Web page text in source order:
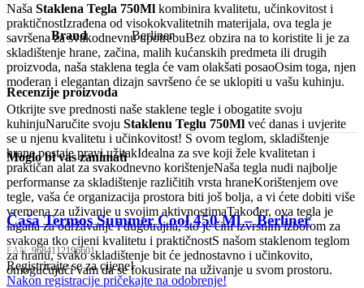
Naša Staklena Tegla 750Ml kombinira kvalitetu, učinkovitost i
praktičnostIzrađena od visokokvalitetnih materijala, ova tegla je
savršena za svakodnevnu upotrebuBez obzira na to koristite li je za
skladištenje hrane, začina, malih kućanskih predmeta ili drugih
proizvoda, naša staklena tegla će vam olakšati posaoOsim toga, njen
moderan i elegantan dizajn savršeno će se uklopiti u vašu kuhinju.
Otkrijte sve prednosti naše staklene tegle i obogatite svoju
kuhinjuNaručite svoju Staklenu Teglu 750Ml već danas i uvjerite
se u njenu kvalitetu i učinkovitost! S ovom teglom, skladištenje
hrane postaje pravi užitakIdealna za sve koji žele kvalitetan i
praktičan alat za svakodnevno korištenjeNaša tegla nudi najbolje
performanse za skladištenje različitih vrsta hraneKorištenjem ove
tegle, vaša će organizacija prostora biti još bolja, a vi ćete dobiti više
vremena za uživanje u svojim aktivnostimaTakođer, ova tegla je
lagana za održavanje i dugotrajna, što je čini izvrsnim izborom za
svakoga tko cijeni kvalitetu i praktičnostS našom staklenom teglom
za hranu, svako skladištenje bit će jednostavno i učinkovito,
omogućujući vam da se fokusirate na uživanje u svom prostoru.
Brand Berliner
Recenzije proizvoda
Moglo bi vas zanimati
Čaša Termos Summer Cool 450 Ml – Berliner
EAN: 9684112196601
Registrirajte se za cijene!
Nakon registracije pričekajte na odobrenje!